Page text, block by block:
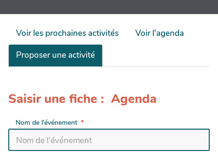
Voir les prochaines activités
Voir l'agenda
Proposer une activité
Saisir une fiche : Agenda
Nom de l'événement